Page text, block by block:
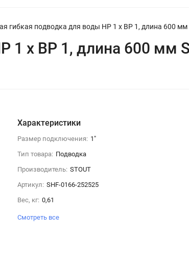
гибкая подводка для воды НР 1 х ВР 1, длина 600 мм
1 х ВР 1, длина 600 мм
Характеристики
Размер подключения: 1"
Тип товара: Подводка
Производитель: STOUT
Артикул: SHF-0166-252525
Вес, кг: 0,61
Смотреть все